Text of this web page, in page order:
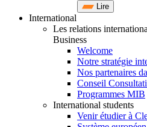
Lire
International
Les relations
Business
Welcome
Notre stratégie
Nos partenaires
Conseil
Programmes MIB
International students
Venir étudier à